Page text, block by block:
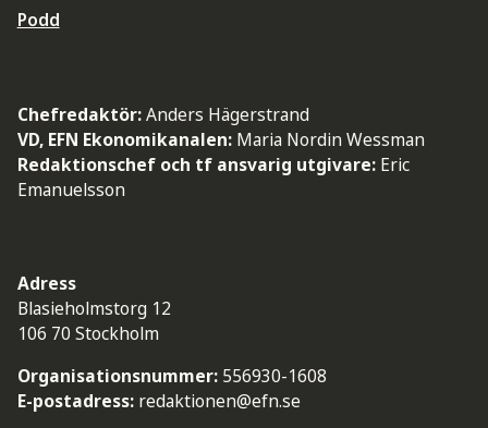
Podd
Chefredaktör:Anders Hägerstrand
VD, EFN Ekonomikanalen: Maria Nordin Wessman
Redaktionschef och tf ansvarig utgivare: Eric
Emanuelsson
Adress
Blasieholmstorg 12
106 70 Stockholm
Organisationsnummer: 556930-1608
E-postadress: redaktionen@efn.se